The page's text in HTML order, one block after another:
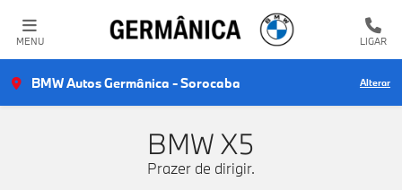
MENU LIGAR
BMW Autos Germânica - Sorocaba Alterar
BMW X5
Prazer de dirigir.